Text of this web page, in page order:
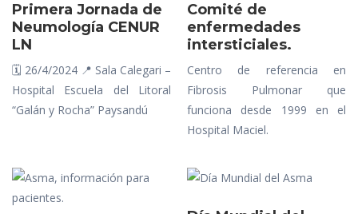
Primera Jornada de
Neumología CENUR
LN
🗓️ 26/4/2024 📍 Sala Calegari –
Hospital Escuela del Litoral
“Galán y Rocha” Paysandú
Comité de
enfermedades
intersticiales.
Centro de referencia en
Fibrosis Pulmonar que
funciona desde 1999 en el
Hospital Maciel.